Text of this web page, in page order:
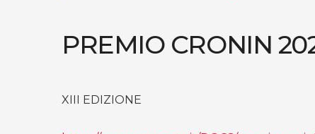
PREMIO CRONIN
XIII EDIZIONE